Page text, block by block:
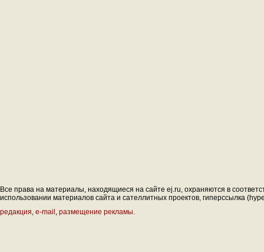
Все права на материалы, находящиеся на сайте ej.ru, охраняются в
использовании материалов сайта и сателлитных проектов, гиперссылка
редакция, e-mail , размещение рекламы.